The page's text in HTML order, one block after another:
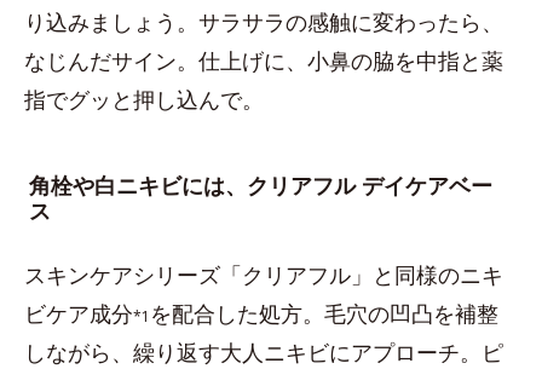
り込みましょう。サラサラの感触に変わったら、
なじんだサイン。仕上げに、小鼻の脇を中指と薬
指でグッと押し込んで。
角栓や白ニキビには、クリアフル デイケアベー
ス
スキンケアシリーズ「クリアフル」と同様のニキ
ビケア成分*1 を配合した処方。毛穴の凹凸を補整
しながら、繰り返す大人ニキビにアプローチ。ピ